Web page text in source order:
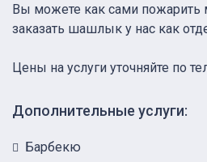
Вы можете как сами пожарить
заказать шашлык у нас как
Цены на услуги уточняйте по
Дополнительные услуги:
Барбекю